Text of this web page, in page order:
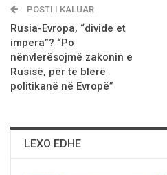
POSTI I KALUAR
Rusia-Evropa, “divide et
impera”? “Po
nënvlerësojmë zakonin e
Rusisë, për të blerë
politikanë në Evropë”
LEXO EDHE